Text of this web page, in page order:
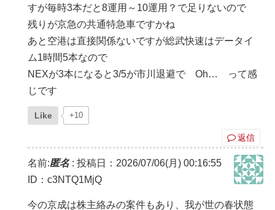
すが毎時3本だと8運用～10運用？で足りないので
残りが京急の共通特急車ですかね
あと空港は直接関係ないですが総武快速はデータイ
ム1時間5本なので
NEXが3本になると3/5が市川退避で Oh… って感
じです
Like +10
返信
名前:匿名: 投稿日：2026/07/06(月) 00:16:55
ID：c3NTQ1MjQ
今の京成は株主絡みの案件もあり、我が世の春状態